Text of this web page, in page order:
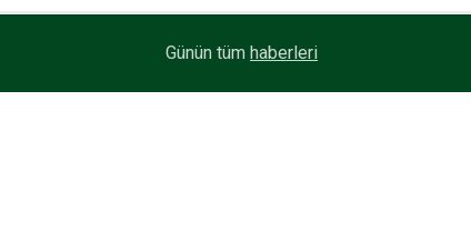
Enver Geçgel Turizm, Filosuna Travego ve
Günün tüm haberleri